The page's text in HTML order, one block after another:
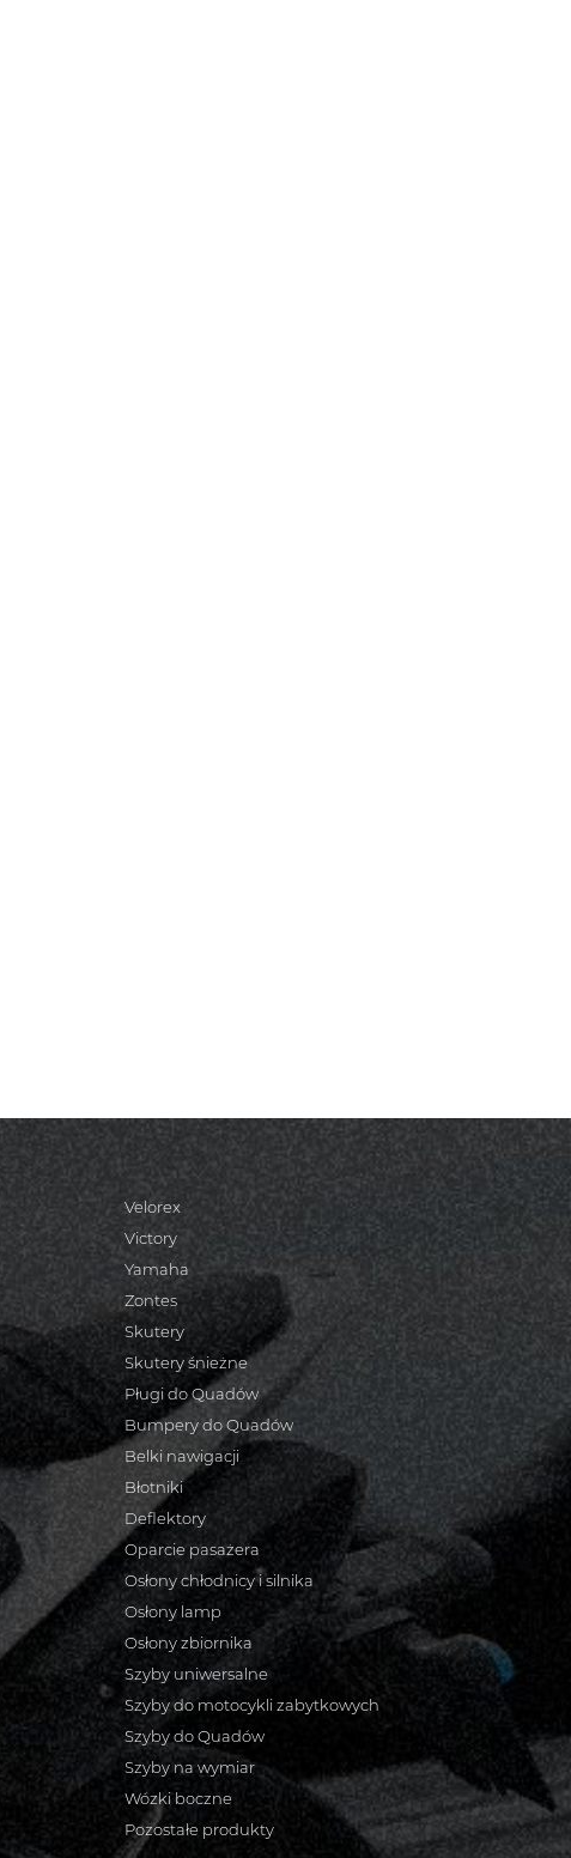
Velorex
Victory
Yamaha
Zontes
Skutery
Skutery śnieżne
Pługi do Quadów
Bumpery do Quadów
Belki nawigacji
Błotniki
Deflektory
Oparcie pasażera
Osłony chłodnicy i silnika
Osłony lamp
Osłony zbiornika
Szyby uniwersalne
Szyby do motocykli zabytkowych
Szyby do Quadów
Szyby na wymiar
Wózki boczne
Pozostałe produkty